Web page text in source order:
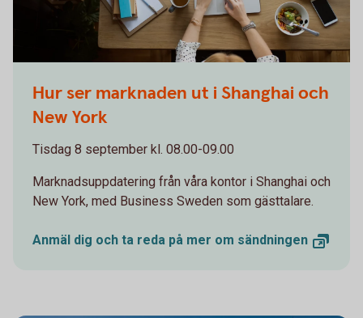
Hur ser marknaden ut i Shanghai och
New York
Tisdag 8 september kl. 08.00-09.00
Marknadsuppdatering från våra kontor i Shanghai och
New York, med Business Sweden som gästtalare.
Anmäl dig och ta reda på mer om sändningen